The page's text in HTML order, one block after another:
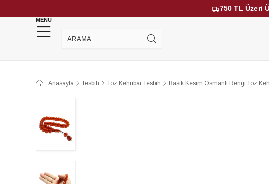
750 TL Üzeri
MENU
Anasayfa Tesbih Toz Kehribar Tesbih Basık Kesim Osmanlı Rengi Toz